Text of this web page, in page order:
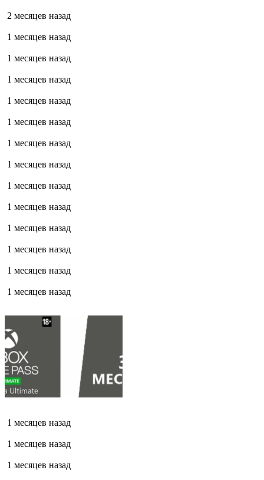
2 месяцев назад
1 месяцев назад
1 месяцев назад
1 месяцев назад
1 месяцев назад
1 месяцев назад
1 месяцев назад
1 месяцев назад
1 месяцев назад
1 месяцев назад
1 месяцев назад
1 месяцев назад
1 месяцев назад
1 месяцев назад
1 месяцев назад
1 месяцев назад
1 месяцев назад